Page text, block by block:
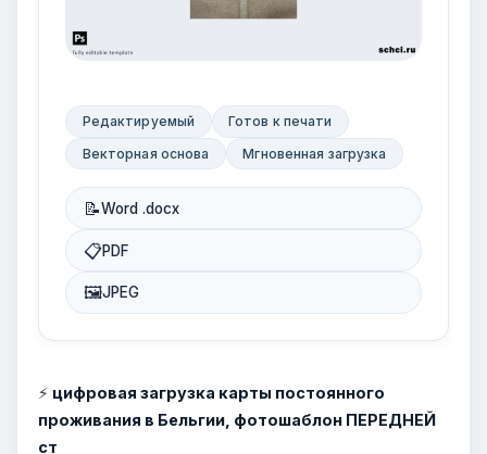
Редактируемый
Готов к печати
Векторная основа
Мгновенная загрузка
📝Word .docx
📋PDF
🖼JPEG
⚡ цифровая загрузка карты постоянного
проживания в Бельгии, фотошаблон ПЕРЕДНЕЙ
ст